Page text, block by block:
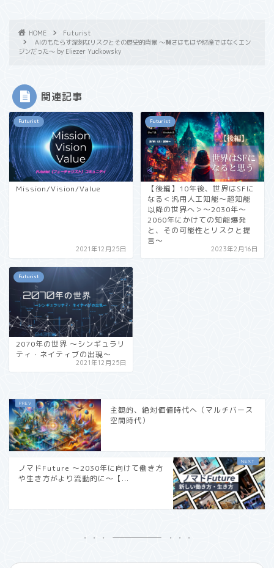
HOME
Futurist
AIのもたらす深刻なリスクとその歴史的背景 〜賢さはもはや財産ではなくエン
ジンだった〜 by Eliezer Yudkowsky
関連記事
Futurist
Mission/Vision/Value
2021年12月25日
Futurist
【後編】10年後、世界はSFに
なる＜汎用人工知能〜超知能
以降の世界へ＞〜2030年〜
2060年にかけての知能爆発
と、その可能性とリスクと提
言〜
2023年2月16日
Futurist
2070年の世界 〜シンギュラリ
ティ・ネイティブの出現〜
2021年12月25日
主観的、絶対価値時代へ（マルチバース
空間時代）
ノマドFuture 〜2030年に向けて働き方
や生き方がより流動的に〜【...